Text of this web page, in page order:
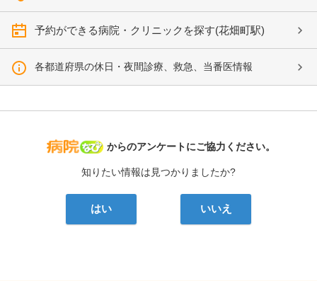
予約ができる病院・クリニックを探す(花畑町駅)
各都道府県の休日・夜間診療、救急、当番医情報
病院なび
からのアンケートにご協力ください。
知りたい情報は見つかりましたか?
はい いいえ